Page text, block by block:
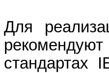
Для
стандартах